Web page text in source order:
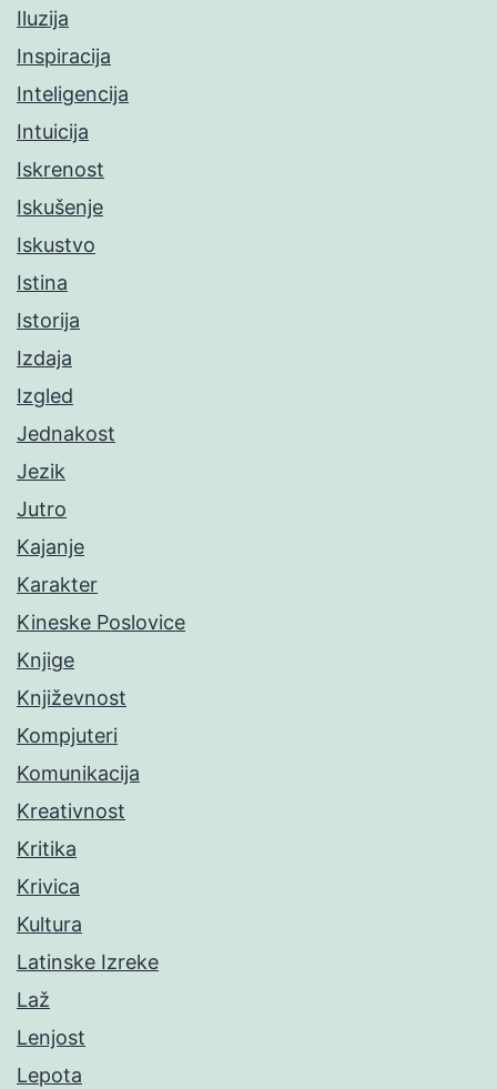
Iluzija
Inspiracija
Inteligencija
Intuicija
Iskrenost
Iskušenje
Iskustvo
Istina
Istorija
Izdaja
Izgled
Jednakost
Jezik
Jutro
Kajanje
Karakter
Kineske Poslovice
Knjige
Književnost
Kompjuteri
Komunikacija
Kreativnost
Kritika
Krivica
Kultura
Latinske Izreke
Laž
Lenjost
Lepota